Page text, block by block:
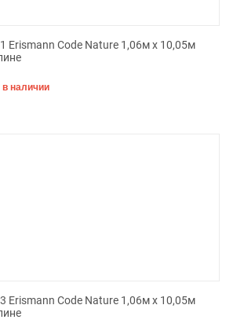
Erismann Code Nature 1,06м х 10,05м
в наличии
Erismann Code Nature 1,06м х 10,05м